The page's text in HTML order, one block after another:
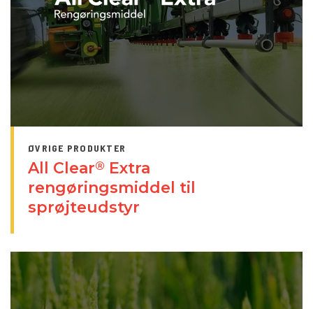
ØVRIGE PRODUKTER
All Clear® Extra
rengøringsmiddel til
sprøjteudstyr